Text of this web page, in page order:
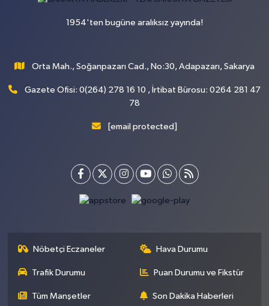
1954'ten bugüne aralıksız yayında!
Orta Mah., Soğanpazarı Cad., No:30, Adapazarı, Sakarya
Gazete Ofisi: 0(264) 278 16 10 , İrtibat Bürosu: 0264 281 47
78
[email protected]
Nöbetçi Eczaneler Hava Durumu
Trafik Durumu Puan Durumu ve Fikstür
Tüm Manşetler Son Dakika Haberleri